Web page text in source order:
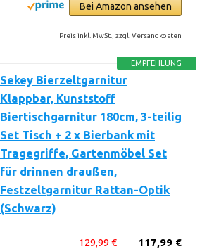
Bei Amazon ansehen
Preis inkl. MwSt., zzgl. Versandkosten
EMPFEHLUNG
Sekey Bierzeltgarnitur
Klappbar, Kunststoff
Biertischgarnitur 180cm, 3-teilig
Set Tisch + 2 x Bierbank mit
Tragegriffe, Gartenmöbel Set
für drinnen draußen,
Festzeltgarnitur Rattan-Optik
(Schwarz)
117,99 €
129,99 €